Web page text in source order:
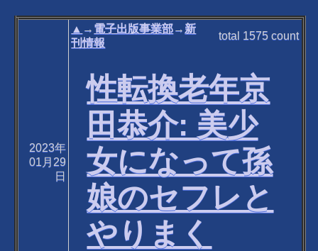
2023年
01月29
日
▲ → 電子出版事業部→ 新
刊情報
total 1575 count
性転換老年京
田恭介: 美少
女になって孫
娘のセフレと
やりまく